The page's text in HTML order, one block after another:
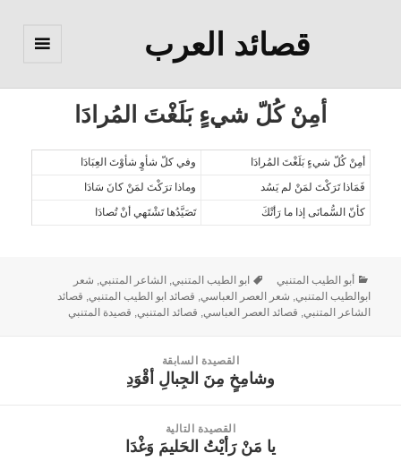
قصائد العرب
أمِنْ كُلّ شيءٍ بَلَغْتَ المُرادَا
أمِنْ كُلّ شيءٍ بَلَغْتَ المُرادَا
وفي كلّ شأوٍ شأوْتَ العِبَادَا
فَمَاذا تَرَكْتَ لمَنْ لم يَسُد
وماذا ترَكْتَ لمَنْ كانَ سَادَا
كأنّ السُّمانَى إذا ما رَأتْكَ
تَصَيَّدُها تَشْتَهي أنْ تُصادَا
أبو الطيب المتنبي ابو الطيب المتنبي, الشاعر المتنبي, شعر
ابوالطيب المتنبي, شعر العصر العباسي, قصائد ابو الطيب المتنبي, قصائد
الشاعر المتنبي, قصائد العصر العباسي, قصائد المتنبي, قصيدة المتنبي
القصيدة السابقة
وشامِخٍ مِنَ الجِبالِ أقْوَدِ
القصيدة التالية
يا مَنْ رَأيْتُ الحَليمَ وَغْدَا